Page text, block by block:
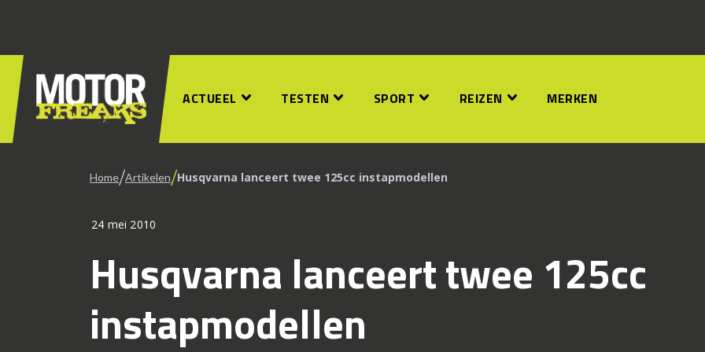
ACTUEEL TESTEN SPORT REIZEN MERKEN
Home/Artikelen/Husqvarna lanceert twee 125cc instapmodellen
24 mei 2010
Husqvarna lanceert twee 125cc
instapmodellen